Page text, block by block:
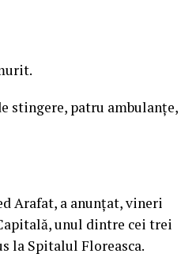
stingere, patru ambulanţe,
Arafat, a anunţat, vineri
unul dintre cei trei
la Spitalul Floreasca.